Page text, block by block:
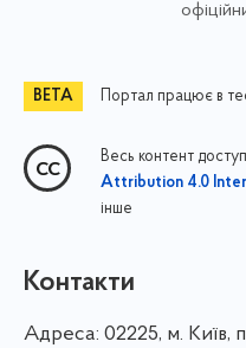
Портал працює в
Весь контент
Attribution 4.0
інше
Контакти
Адреса: 02225, м. Київ,